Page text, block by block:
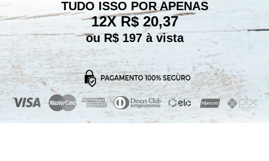
TUDO ISSO POR APENAS
12X R$ 20,37
ou R$ 197 à vista